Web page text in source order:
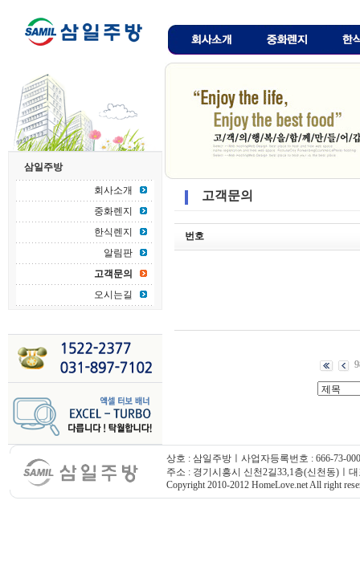
삼일주방
회사소개
중화렌지
한식렌지
알림판
고객문의
오시는길
고객문의
번호
상호 : 삼일주방ㅣ사업자등록번호 : 666-73-
주소 : 경기시흥시 신천2길33,1층(신천동)ㅣ대
Copyright 2010-2012 HomeLove.net All right